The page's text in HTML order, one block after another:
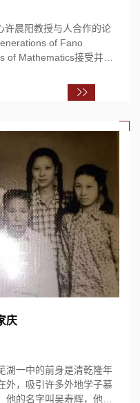
许晨阳教授与人合作的论
of Fano
of Mathematics接受并在
庆
湖一中的前身是清乾隆年
外，吸引许多外地学子慕
的名字叫吴寿辉，他就